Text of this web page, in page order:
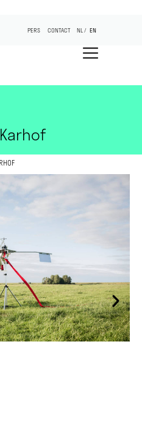
PERS CONTACT NL EN